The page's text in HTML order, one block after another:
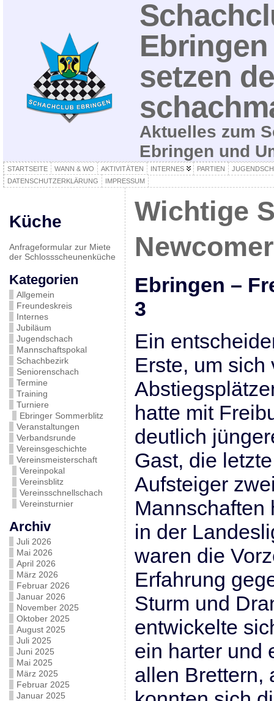
setzen
Aktuelles zum
Ebringen und
STARTSEITE WANN & WO AKTIVITÄTEN INTERNES PARTIEN
DATENSCHUTZERKLÄRUNG
IMPRESSUM
Küche
Anfrageformular zur Miete
der Schlossscheunenküche
Kategorien
Allgemein
Freundeskreis
Internes
Jubiläum
Jugendschach
Mannschaftspokal
Schachbezirk
Seniorenschach
Termine
Training
Turniere
Ebringer Sommerblitz
Veranstaltungen
Verbandsrunde
Vereinsgeschichte
Vereinsmeisterschaft
Vereinpokal
Vereinsblitz
Vereinsschnellschach
Vereinsturnier
Archiv
Juli 2026
Mai 2026
April 2026
März 2026
Februar 2026
Januar 2026
November 2025
Oktober 2025
August 2025
Juli 2025
Juni 2025
Mai 2025
März 2025
Februar 2025
Januar 2025
Wichtige
Ebringen –
3
Ein
Erste, um sich
hatte mit
deutlich
Gast, die
Aufsteiger
Mannschaften
in der
waren die
Erfahrung
Sturm und
entwickelte
ein harter und
allen Brettern,